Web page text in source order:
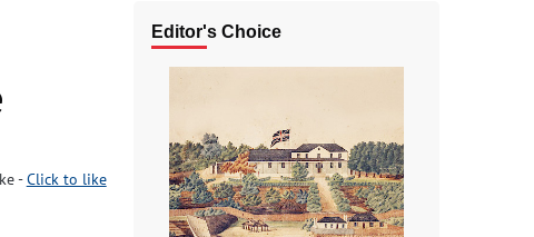
-Click to like
Editor's Choice